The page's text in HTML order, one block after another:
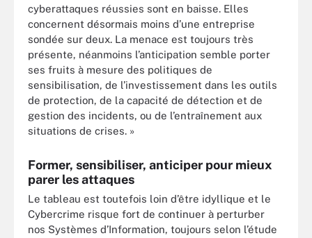
cyberattaques réussies sont en baisse. Elles
concernent désormais moins d’une entreprise
sondée sur deux. La menace est toujours très
présente, néanmoins l’anticipation semble porter
ses fruits à mesure des politiques de
sensibilisation, de l’investissement dans les outils
de protection, de la capacité de détection et de
gestion des incidents, ou de l’entraînement aux
situations de crises. »
Former, sensibiliser, anticiper pour mieux
parer les attaques
Le tableau est toutefois loin d’être idyllique et le
Cybercrime risque fort de continuer à perturber
nos Systèmes d’Information, toujours selon l’étude